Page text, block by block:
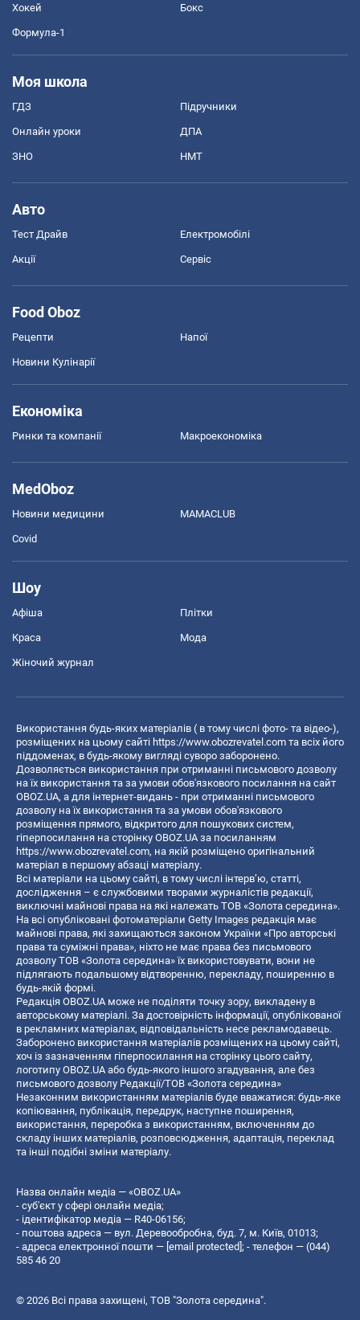
Хокей Бокс
Формула-1
Моя школа
ГДЗ Підручники
Онлайн уроки ДПА
ЗНО НМТ
Авто
Тест Драйв Електромобілі
Акції Сервіс
Food Oboz
Рецепти Напої
Новини Кулінарії
Економіка
Ринки та компанії Макроекономіка
MedOboz
Новини медицини MAMACLUB
Covid
Шоу
Афіша Плітки
Краса Мода
Жіночий журнал
Використання будь-яких матеріалів ( в тому числі фото- та відео-),
розміщених на цьому сайті https://www.obozrevatel.com та всіх його
піддоменах, в будь-якому вигляді суворо заборонено.
Дозволяється використання при отриманні письмового дозволу
на їх використання та за умови обов'язкового посилання на сайт
OBOZ.UA, а для інтернет-видань - при отриманні письмового
дозволу на їх використання та за умови обов'язкового
розміщення прямого, відкритого для пошукових систем,
гіперпосилання на сторінку OBOZ.UA за посиланням
https://www.obozrevatel.com, на якій розміщено оригінальний
матеріал в першому абзаці матеріалу.
Всі матеріали на цьому сайті, в тому числі інтерв’ю, статті,
дослідження – є службовими творами журналістів редакції,
виключні майнові права на які належать ТОВ «Золота середина».
На всі опубліковані фотоматеріали Getty Images редакція має
майнові права, які захищаються законом України «Про авторські
права та суміжні права», ніхто не має права без письмового
дозволу ТОВ «Золота середина» їх використовувати, вони не
підлягають подальшому відтворенню, перекладу, поширенню в
будь-якій формі.
Редакція OBOZ.UA може не поділяти точку зору, викладену в
авторському матеріалі. За достовірність інформації, опублікованої
в рекламних матеріалах, відповідальність несе рекламодавець.
Заборонено використання матеріалів розміщених на цьому сайті,
хоч із зазначенням гіперпосилання на сторінку цього сайту,
логотипу OBOZ.UA або будь-якого іншого згадування, але без
письмового дозволу Редакції/ТОВ «Золота середина»
Незаконним використанням матеріалів буде вважатися: будь-яке
копiювання, публiкацiя, передрук, наступне поширення,
використання, переробка з використанням, включенням до
складу інших матеріалів, розповсюдження, адаптація, переклад
та інші подібні зміни матеріалу.
Назва онлайн медіа — «OBOZ.UA»
- суб'єкт у сфері онлайн медіа;
- ідентифікатор медіа — R40-06156;
- поштова адреса — вул. Деревообробна, буд. 7, м. Київ, 01013;
- адреса електронної пошти — [email protected]; - телефон — (044)
585 46 20
© 2026 Всі права захищені, ТОВ "Золота середина".